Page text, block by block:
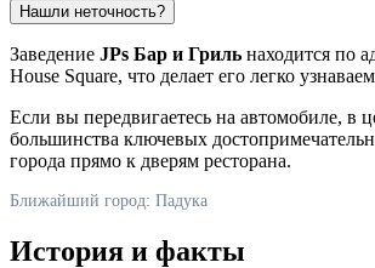
Нашли неточность?
Заведение JPs Бар и Гриль находится по
House Square, что делает его легко
Если вы передвигаетесь на автомобиле, в
большинства ключевых
города прямо к дверям ресторана.
Ближайший город: Падука
История и факты